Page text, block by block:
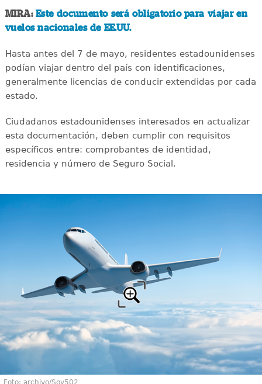
MIRA:Este documento será obligatorio para viajar en
vuelos nacionales de EE.UU.
Hasta antes del 7 de mayo, residentes estadounidenses
podían viajar dentro del país con identificaciones,
generalmente licencias de conducir extendidas por cada
estado.
Ciudadanos estadounidenses interesados en actualizar
esta documentación, deben cumplir con requisitos
específicos entre: comprobantes de identidad,
residencia y número de Seguro Social.
Foto: archivo/Soy502